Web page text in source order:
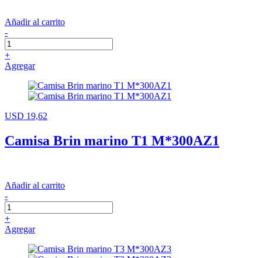
Añadir al carrito
-
+
Agregar
USD 19,62
Camisa Brin marino T1 M*300AZ1
Añadir al carrito
-
+
Agregar